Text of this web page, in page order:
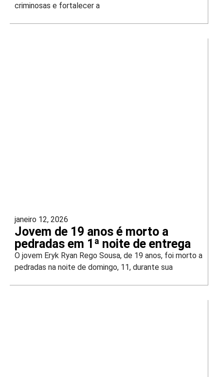
criminosas e fortalecer a
janeiro 12, 2026
Jovem de 19 anos é morto a
pedradas em 1ª noite de entrega
O jovem Eryk Ryan Rego Sousa, de 19 anos, foi morto a
pedradas na noite de domingo, 11, durante sua